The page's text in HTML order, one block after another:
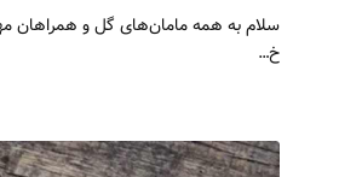
سلام به همه مامان‌های گل و همراهان
خ…